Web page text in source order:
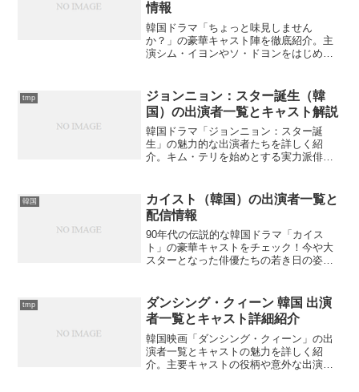
情報
韓国ドラマ「ちょっと味見しません
か？」の豪華キャスト陣を徹底紹介。主
演シム・イヨンやソ・ドヨンをはじめと
優を見つけてみませんか？
tmp
ジョンニョン：スター誕生（韓
国）の出演者一覧とキャスト解説
韓国ドラマ「ジョンニョン：スター誕
生」の魅力的な出演者たちを詳しく紹
介。キム・テリを始めとする実力派俳優
す。あなたの推しキャストは誰でしょう
か？
韓国
カイスト（韓国）の出演者一覧と
配信情報
90年代の伝説的な韓国ドラマ「カイス
ト」の豪華キャストをチェック！今や大
スターとなった俳優たちの若き日の姿か
tmp
ダンシング・クィーン 韓国 出演
者一覧とキャスト詳細紹介
韓国映画「ダンシング・クィーン」の出
演者一覧とキャストの魅力を詳しく紹
介。主要キャストの役柄や意外な出演者